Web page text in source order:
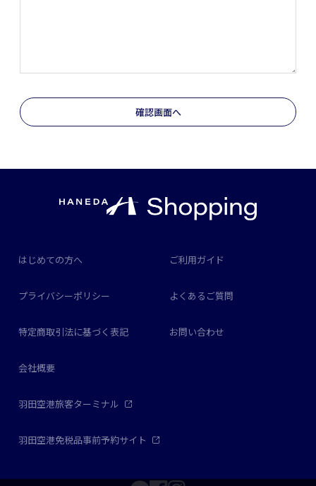
はじめての方へ ご利用ガイド
プライバシーポリシー よくあるご質問
特定商取引法に基づく表記 お問い合わせ
会社概要
羽田空港旅客ターミナル
羽田空港免税品事前予約サイト